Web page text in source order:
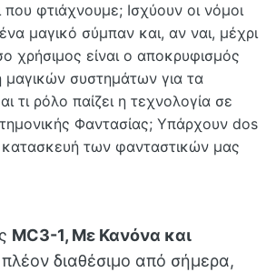
φτιάχνουμε; Ισχύουν οι νόμοι
μαγικό σύμπαν και, αν ναι, μέχρι
χρήσιμος είναι ο αποκρυφισμός
μαγικών συστημάτων για τα
τι ρόλο παίζει η τεχνολογία σε
Φαντασίας; Υπάρχουν dos
κατασκευή των φανταστικών μας
MC3-1, Με Κανόνα και
πλέον διαθέσιμο από σήμερα,